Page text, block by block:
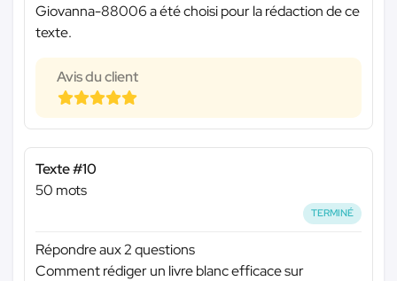
Giovanna-88006 a été choisi pour la rédaction de ce
texte.
Avis du client
Texte #10
50 mots
TERMINÉ
Répondre aux 2 questions
Comment rédiger un livre blanc efficace sur